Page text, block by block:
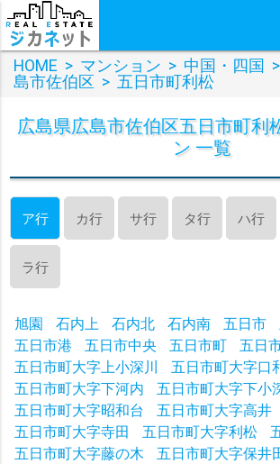
HOME > マンション > 中国・四国 >
島市佐伯区 > 五日市町利松
広島県広島市佐伯区五日市町利
ン 一覧
ア行 カ行 サ行 タ行 ハ行
ラ行
旭園 石内上 石内北 石内南 五日市
五日市港
五日市中央 五日市町
五日
五日市町大字上小深川
五日市町大字口
五日市町大字下河内
五日市町大字下小
五日市町大字昭和台
五日市町大字高井
五日市町大字寺田
五日市町大字利松
五日市町大字藤の木
五日市町大字保井